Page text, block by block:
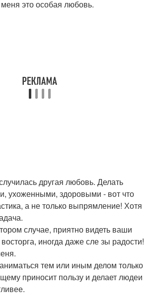
это особая любовь.
другая любовь. Делать
ухоженными, здоровыми - вот что
а не только выпрямление! Хотя
случае, приятно видеть ваши
иногда даже сле зы радости!
тем или иным делом только
приносит пользу и делает людеи